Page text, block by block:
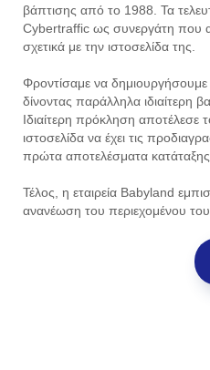
βάπτισης από το 1988. Τα
Cybertraffic ως συνεργάτη που
σχετικά με την ιστοσελίδα της.
Φροντίσαμε να
δίνοντας παράλληλα ιδιαίτερη
Ιδιαίτερη πρόκληση αποτέλεσε
ιστοσελίδα να έχει τις
πρώτα αποτελέσματα
Τέλος, η εταιρεία Babyland
ανανέωση του περιεχομένου